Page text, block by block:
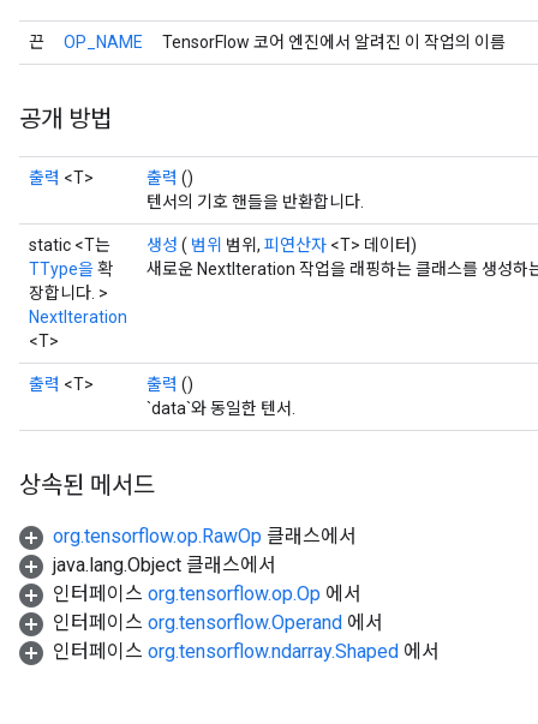
끈 OP_NAME TensorFlow 코어 엔진에서 알려진 이 작업의 이름
공개 방법
출력 <T> 출력 ()
텐서의 기호 핸들을 반환합니다.
static <T는
TType을확
장합니다. >
NextIteration
<T>
생성 ( 범위 범위, 피연산자 <T> 데이터)
새로운 NextIteration 작업을 래핑하는 클래스를 생성하
출력 <T> 출력 ()
`data`와 동일한 텐서.
상속된 메서드
org.tensorflow.op.RawOp 클래스에서
java.lang.Object 클래스에서
인터페이스 org.tensorflow.op.Op 에서
인터페이스 org.tensorflow.Operand 에서
인터페이스 org.tensorflow.ndarray.Shaped 에서